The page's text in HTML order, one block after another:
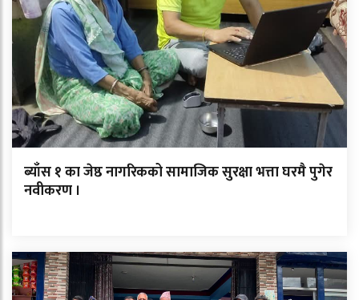
ब्याँस १ का जेष्ठ नागरिकको सामाजिक सुरक्षा भत्ता घरमै पुगेर
नवीकरण ।